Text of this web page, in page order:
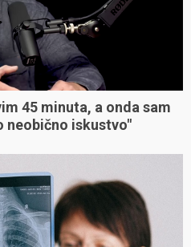
45 minuta, a onda sam
neobično iskustvo"